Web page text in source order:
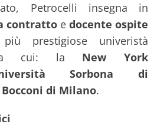
Petrocelli insegna in
contratto e docente ospite
prestigiose univeristà
fra cui: la New York
Sorbona di
di Milano.